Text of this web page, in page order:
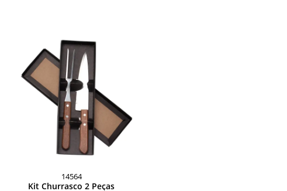
14564
Kit Churrasco 2 Peças